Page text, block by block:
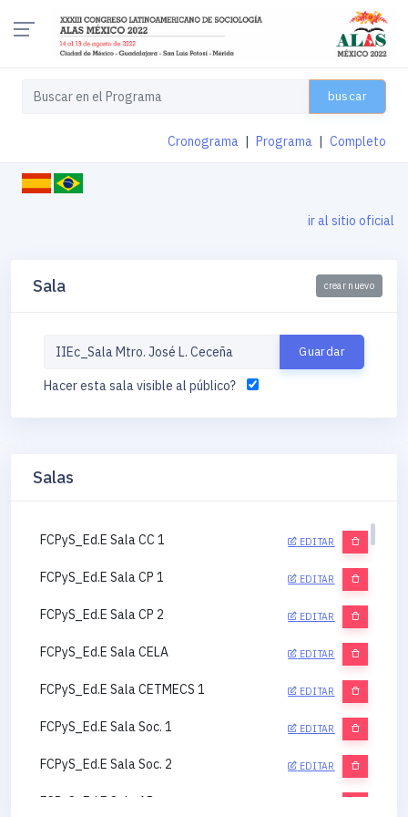
buscar
Cronograma Programa Completo
ir al sitio oficial
Sala crear nuevo
Hacer esta sala visible al público?
Salas
FCPyS_Ed.E Sala CC 1 EDITAR
FCPyS_Ed.E Sala CP 1 EDITAR
FCPyS_Ed.E Sala CP 2 EDITAR
FCPyS_Ed.E Sala CELA EDITAR
FCPyS_Ed.E Sala CETMECS 1 EDITAR
FCPyS_Ed.E Sala Soc. 1 EDITAR
FCPyS_Ed.E Sala Soc. 2 EDITAR
FCPyS_Ed.E Sala AP